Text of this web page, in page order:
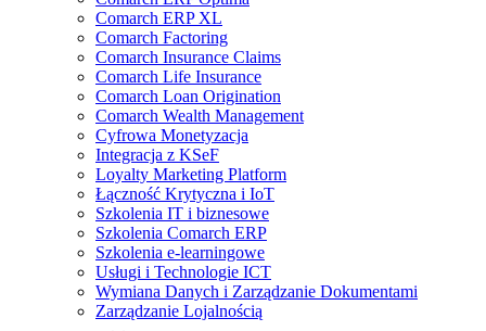
Comarch ERP XL
Comarch Factoring
Comarch Insurance Claims
Comarch Life Insurance
Comarch Loan Origination
Comarch Wealth Management
Cyfrowa Monetyzacja
Integracja z KSeF
Loyalty Marketing Platform
Łączność Krytyczna i IoT
Szkolenia IT i biznesowe
Szkolenia Comarch ERP
Szkolenia e-learningowe
Usługi i Technologie ICT
Wymiana Danych i Zarządzanie Dokumentami
Zarządzanie Lojalnością